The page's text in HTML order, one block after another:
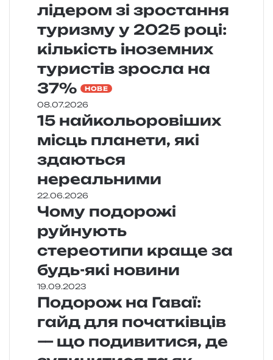
лідером зі зростання
туризму у 2025 році:
кількість іноземних
туристів зросла на
37%
НОВЕ
08.07.2026
15 найкольоровіших
місць планети, які
здаються
нереальними
22.06.2026
Чому подорожі
руйнують
стереотипи краще за
будь-які новини
19.09.2023
Подорож на Гаваї:
гайд для початківців
— що подивитися, де